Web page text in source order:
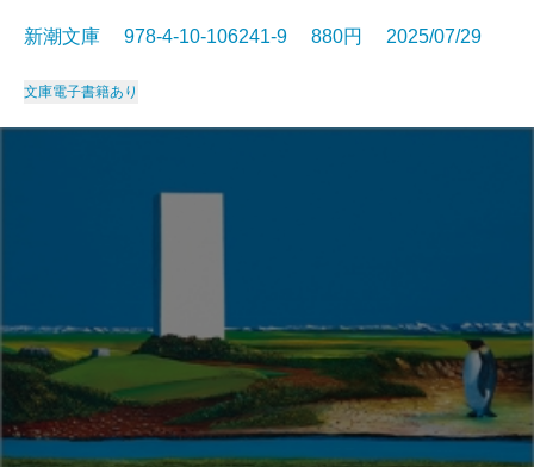
新潮文庫 978-4-10-106241-9 880円 2025/07/29
文庫電子書籍あり